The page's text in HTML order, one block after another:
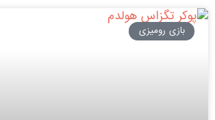
بازی رومیزی